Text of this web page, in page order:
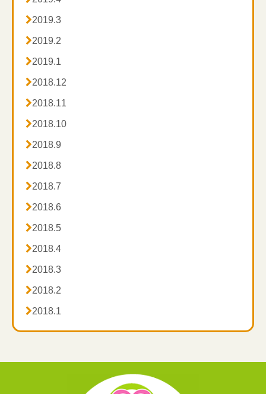
2019.3
2019.2
2019.1
2018.12
2018.11
2018.10
2018.9
2018.8
2018.7
2018.6
2018.5
2018.4
2018.3
2018.2
2018.1